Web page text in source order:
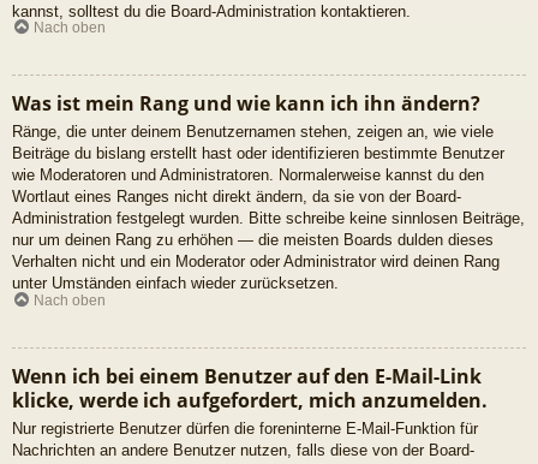
kannst, solltest du die Board-Administration kontaktieren.
Nach oben
Was ist mein Rang und wie kann ich ihn ändern?
Ränge, die unter deinem Benutzernamen stehen, zeigen an, wie viele
Beiträge du bislang erstellt hast oder identifizieren bestimmte Benutzer
wie Moderatoren und Administratoren. Normalerweise kannst du den
Wortlaut eines Ranges nicht direkt ändern, da sie von der Board-
Administration festgelegt wurden. Bitte schreibe keine sinnlosen Beiträge,
nur um deinen Rang zu erhöhen — die meisten Boards dulden dieses
Verhalten nicht und ein Moderator oder Administrator wird deinen Rang
unter Umständen einfach wieder zurücksetzen.
Nach oben
Wenn ich bei einem Benutzer auf den E-Mail-Link
klicke, werde ich aufgefordert, mich anzumelden.
Nur registrierte Benutzer dürfen die foreninterne E-Mail-Funktion für
Nachrichten an andere Benutzer nutzen, falls diese von der Board-